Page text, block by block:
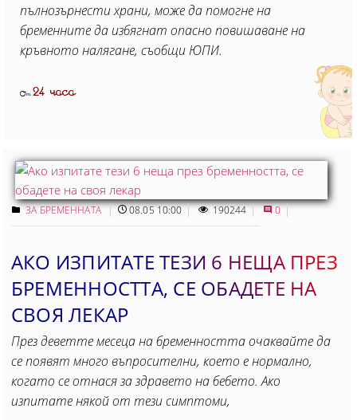
пълнозърнести храни, може да помогне на
бременните да избягнат опасно повишаване на
кръвното налягане, съобщи ЮПИ.
От24 часа
ЗА БРЕМЕННАТА 08.05 10:00 190244 0
АКО ИЗПИТАТЕ ТЕЗИ 6 НЕЩА ПРЕЗ
БРЕМЕННОСТТА, СЕ ОБАДЕТЕ НА
СВОЯ ЛЕКАР
През деветте месеца на бременността очаквайте да
се появят много въпросителни, което е нормално,
когато се отнася за здравето на бебето. Ако
изпитате някой от тези симптоми,